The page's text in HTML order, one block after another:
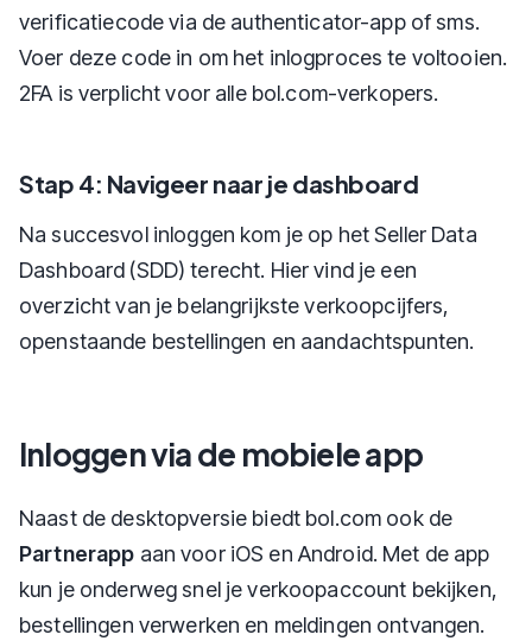
verificatiecode via de authenticator-app of sms.
Voer deze code in om het inlogproces te voltooien.
2FA is verplicht voor alle bol.com-verkopers.
Stap 4: Navigeer naar je dashboard
Na succesvol inloggen kom je op het Seller Data
Dashboard (SDD) terecht. Hier vind je een
overzicht van je belangrijkste verkoopcijfers,
openstaande bestellingen en aandachtspunten.
Inloggen via de mobiele app
Naast de desktopversie biedt bol.com ook de
Partnerapp aan voor iOS en Android. Met de app
kun je onderweg snel je verkoopaccount bekijken,
bestellingen verwerken en meldingen ontvangen.